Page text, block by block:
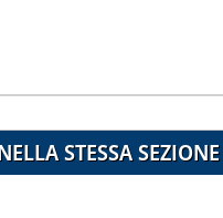
STESSA SEZIONE